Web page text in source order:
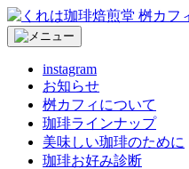
コ
ン
テ
instagram
お知らせ
桝カフィについて
珈琲ラインナップ
美味しい珈琲のために
珈琲お好み診断